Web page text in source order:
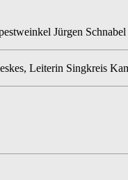
Jürgen Schnabel
Leiterin Singkreis